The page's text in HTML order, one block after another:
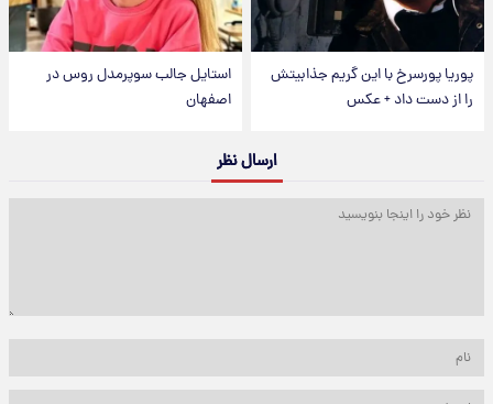
پوریا پورسرخ با این گریم جذابیتش
را از دست داد + عکس
استایل جالب سوپرمدل روس در
اصفهان
ارسال نظر